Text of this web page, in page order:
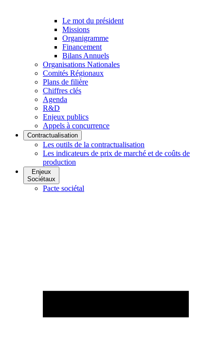
Le mot du président
Missions
Organigramme
Financement
Bilans Annuels
Organisations Nationales
Comités Régionaux
Plans de filière
Chiffres clés
Agenda
R&D
Enjeux publics
Appels à concurrence
Contractualisation
Les outils de la contractualisation
Les indicateurs de prix de marché et de coûts de
production
Enjeux
Sociétaux
Pacte sociétal